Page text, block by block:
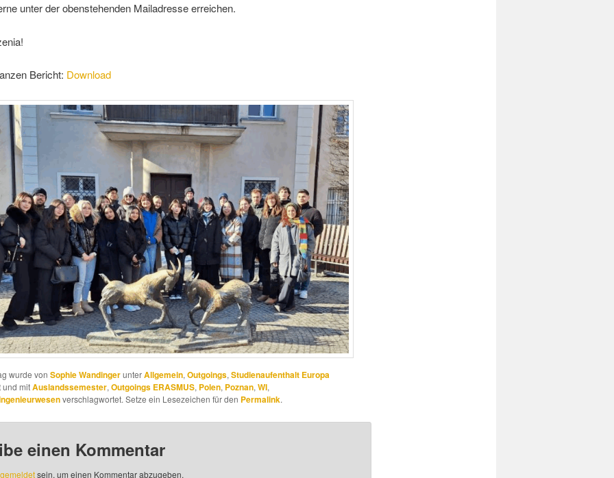
unter der obenstehenden Mailadresse erreichen.
Bericht: Download
wurde von Sophie WandingerunterAllgemein, Outgoings, Studienaufenthalt Europa
und mitAuslandssemester, Outgoings ERASMUS, Polen, Poznan, WI,
verschlagwortet. Setze ein Lesezeichen für den Permalink.
einen Kommentar
sein, um einen Kommentar abzugeben.